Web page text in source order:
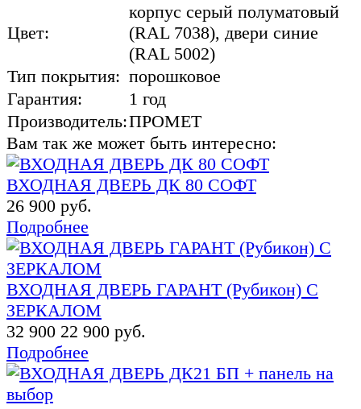
Цвет:
корпус серый полуматовый
(RAL 7038), двери синие
(RAL 5002)
Тип покрытия: порошковое
Гарантия:
1 год
Производитель:ПРОМЕТ
Вам так же может быть интересно:
ВХОДНАЯ ДВЕРЬ ДК 80 СОФТ
26 900 руб.
Подробнее
ВХОДНАЯ ДВЕРЬ ГАРАНТ (Рубикон) С
ЗЕРКАЛОМ
32 900 22 900 руб.
Подробнее